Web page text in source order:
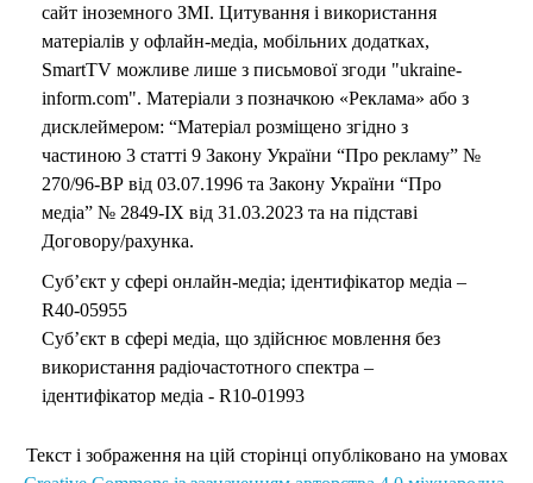
сайт іноземного ЗМІ. Цитування і використання
матеріалів у офлайн-медіа, мобільних додатках,
SmartTV можливе лише з письмової згоди "ukraine-
inform.com". Матеріали з позначкою «Реклама» або з
дисклеймером: “Матеріал розміщено згідно з
частиною 3 статті 9 Закону України “Про рекламу” №
270/96-ВР від 03.07.1996 та Закону України “Про
медіа” № 2849-IX від 31.03.2023 та на підставі
Договору/рахунка.
Суб’єкт у сфері онлайн-медіа; ідентифікатор медіа –
R40-05955
Суб’єкт в сфері медіа, що здійснює мовлення без
використання радіочастотного спектра –
ідентифікатор медіа - R10-01993
Текст і зображення на цій сторінці опубліковано на умовах